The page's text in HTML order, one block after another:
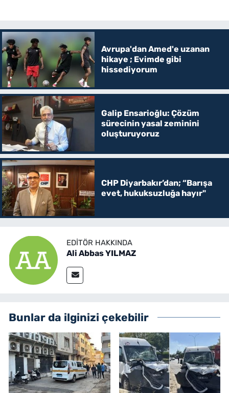
Avrupa'dan Amed'e uzanan
hikaye ; Evimde gibi
hissediyorum
Galip Ensarioğlu: Çözüm
sürecinin yasal zeminini
oluşturuyoruz
CHP Diyarbakır’dan; “Barışa
evet, hukuksuzluğa hayır"
EDITÖR HAKKINDA
Ali Abbas YILMAZ
Bunlar da ilginizi çekebilir